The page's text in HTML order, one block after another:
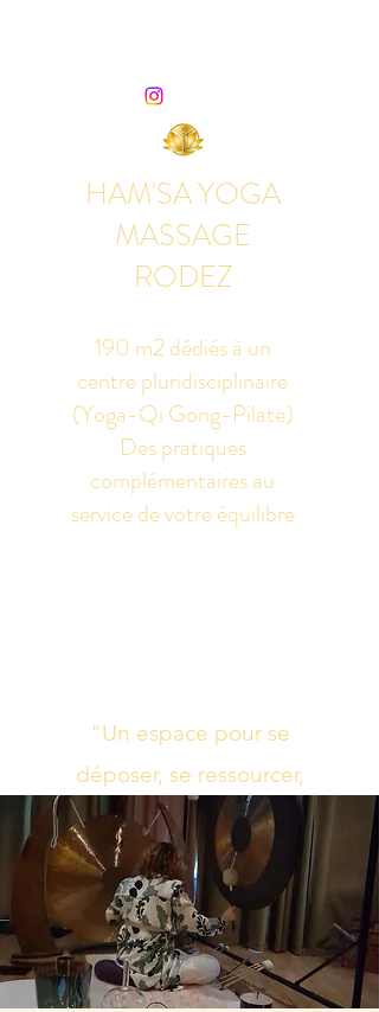
HAM'SA YOGA
MASSAGE
RODEZ
190 m2 dédiés à un
centre pluridisciplinaire
(Yoga-Qi Gong-Pilate)
Des pratiques
complémentaires au
service de votre équilibre
"Un espace pour se
déposer, se ressourcer,
s’harmoniser"